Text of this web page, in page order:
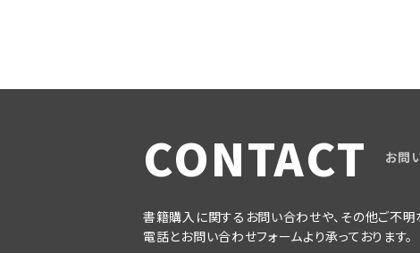
CONTACT お問
書籍購入に関するお問い合わせや、その他ご不明
電話とお問い合わせフォームより承っております。